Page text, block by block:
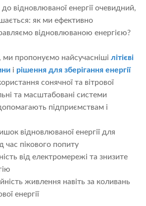
відновлюваної енергії очевидний,
як ми ефективно
відновлюваною енергією?
, ми пропонуємо найсучасніші літієві
і рішення для зберігання енергії
сонячної та вітрової
та масштабовані системи
підприємствам і
відновлюваної енергії для
час пікового попиту
від електромережі та знизите
живлення навіть за коливань
енергії